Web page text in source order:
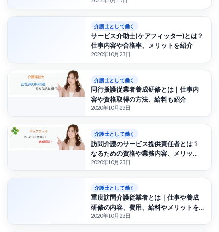
介護士として働く
サービス介助士(ケアフィッター)とは？
仕事内容や合格率、メリットを紹介
2020年10月23日
介護士として働く
同行援護従業者養成研修とは｜仕事内
容や資格取得の方法、給料も紹介
2020年10月23日
介護士として働く
訪問介護のサービス提供責任者とは？
なるための資格や業務内容、メリッ
ト、平均給料も紹介
2020年10月23日
介護士として働く
重度訪問介護従業者とは｜仕事や養成
研修の内容、費用、給料やメリットを
紹介
2020年10月23日